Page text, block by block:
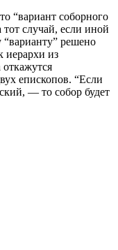
“вариант соборного
случай, если иной
решено
иерархи из
епископов. “Если
— то собор будет